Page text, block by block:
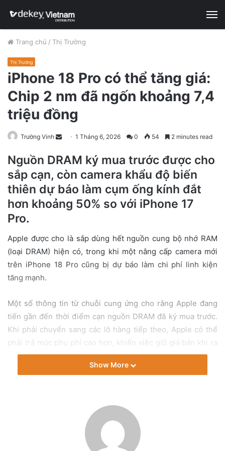
Trang chủ / Thị Trường
Thị Trường
iPhone 18 Pro có thể tăng giá:
Chip 2 nm đã ngốn khoảng 7,4
triệu đồng
Trường Vinh
n
d
a
e
l
1 Tháng 6, 2026 0 54 2 minutes read
Nguồn DRAM ký mua trước được cho
sắp cạn, còn camera khẩu độ biến
thiên dự báo làm cụm ống kính đắt
hơn khoảng 50% so với iPhone 17
Pro.
Apple được cho là sắp dùng hết nguồn cung bộ nhớ RAM
(loại DRAM) hiện có, trong khi một nâng cấp camera mới
trên iPhone 18 Pro cũng bị dự báo làm chi phí linh kiện
tăng mạnh.
Một số thông tin từ chuỗi cung ứng cho rằng Apple đang
tiến gần đến thời điểm cạn nguồn DRAM đã ký mua trước.
Khi phải chuyển sang các lô hàng tiếp theo, Apple có thể
phải trả mức phụ phí cao hơn, khiến việc giữ giá bán khi ra
mắt iPhone 18 Pro và iPhone 18 Pro Max trở nên khó khăn
hơn. Áp lực chi phí đến từ bộ nhớ và phần camera mà Apple
Camera khẩu độ biến thiên có
thể đội giá linh kiện
Show More